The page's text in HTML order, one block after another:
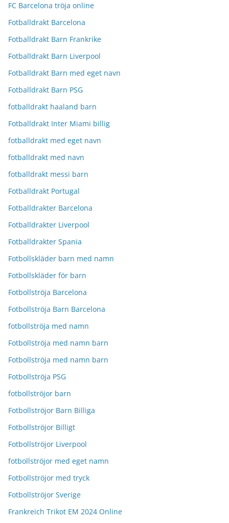
FC Barcelona tröja online
Fotballdrakt Barcelona
Fotballdrakt Barn Frankrike
Fotballdrakt Barn Liverpool
Fotballdrakt Barn med eget navn
Fotballdrakt Barn PSG
fotballdrakt haaland barn
Fotballdrakt Inter Miami billig
fotballdrakt med eget navn
fotballdrakt med navn
fotballdrakt messi barn
Fotballdrakt Portugal
Fotballdrakter Barcelona
Fotballdrakter Liverpool
Fotballdrakter Spania
Fotbollskläder barn med namn
Fotbollskläder för barn
Fotbollströja Barcelona
Fotbollströja Barn Barcelona
fotbollströja med namn
Fotbollströja med namn barn
Fotbollströja med namn barn
Fotbollströja PSG
fotbollströjor barn
Fotbollströjor Barn Billiga
Fotbollströjor Billigt
Fotbollströjor Liverpool
fotbollströjor med eget namn
Fotbollströjor med tryck
Fotbollströjor Sverige
Frankreich Trikot EM 2024 Online